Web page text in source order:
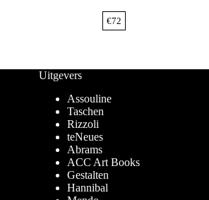
€72
Uitgevers
Assouline
Taschen
Rizzoli
teNeues
Abrams
ACC Art Books
Gestalten
Hannibal